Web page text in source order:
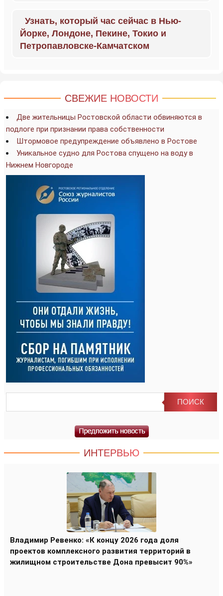
Узнать, который час сейчас в Нью-
Йорке, Лондоне, Пекине, Токио и
Петропавловске-Камчатском
СВЕЖИЕ НОВОСТИ
Две жительницы Ростовской области обвиняются в
подлоге при признании права собственности
Штормовое предупреждение объявлено в Ростове
Уникальное судно для Ростова спущено на воду в
Нижнем Новгороде
ИНТЕРВЬЮ
Владимир Ревенко: «К концу 2026 года доля
проектов комплексного развития территорий в
жилищном строительстве Дона превысит 90%»